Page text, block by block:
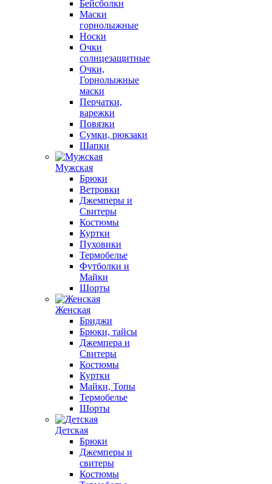
Бейсболки
Маски
горнолыжные
Носки
Очки
солнцезащитные
Очки,
Горнолыжные
маски
Перчатки,
варежки
Повязки
Сумки, рюкзаки
Шапки
Мужская
Брюки
Ветровки
Джемперы и
Свитеры
Костюмы
Куртки
Пуховики
Термобелье
Футболки и
Майки
Шорты
Женская
Бриджи
Брюки, тайсы
Джемпера и
Свитеры
Костюмы
Куртки
Майки, Топы
Термобелье
Шорты
Детская
Брюки
Джемперы и
свитеры
Костюмы